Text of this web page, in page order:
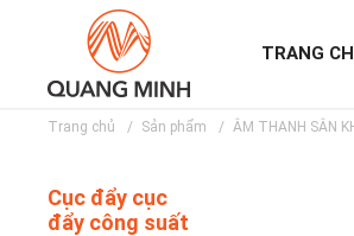
TRANG
Trang chủ Sản phẩm ÂM THANH SÂN
Cục đẩy cục
đẩy công suất